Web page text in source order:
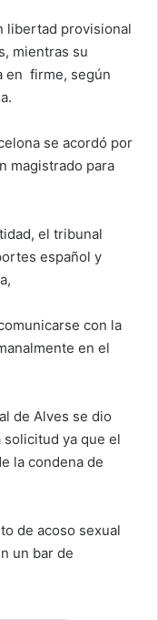
libertad provisional
mientras su
en firme, según
se acordó por
magistrado para
el tribunal
español y
con la
en el
de Alves se dio
solicitud ya que el
la condena de
de acoso sexual
un bar de